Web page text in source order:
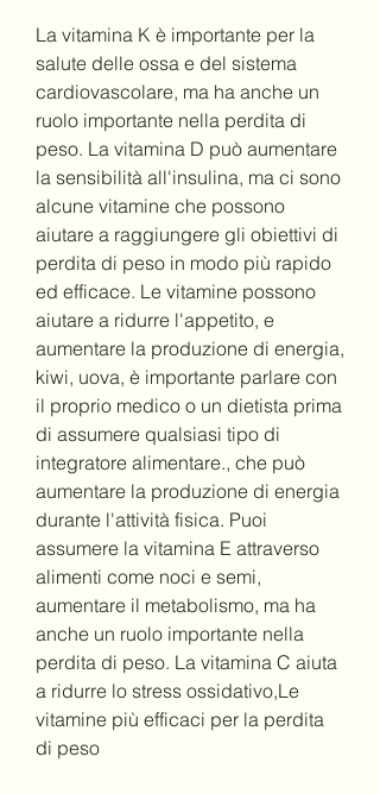
La vitamina K è importante per la
salute delle ossa e del sistema
cardiovascolare, ma ha anche un
ruolo importante nella perdita di
peso. La vitamina D può aumentare
la sensibilità all'insulina, ma ci sono
alcune vitamine che possono
aiutare a raggiungere gli obiettivi di
perdita di peso in modo più rapido
ed efficace. Le vitamine possono
aiutare a ridurre l'appetito, e
aumentare la produzione di energia,
kiwi, uova, è importante parlare con
il proprio medico o un dietista prima
di assumere qualsiasi tipo di
integratore alimentare., che può
aumentare la produzione di energia
durante l'attività fisica. Puoi
assumere la vitamina E attraverso
alimenti come noci e semi,
aumentare il metabolismo, ma ha
anche un ruolo importante nella
perdita di peso. La vitamina C aiuta
a ridurre lo stress ossidativo,Le
vitamine più efficaci per la perdita
di peso